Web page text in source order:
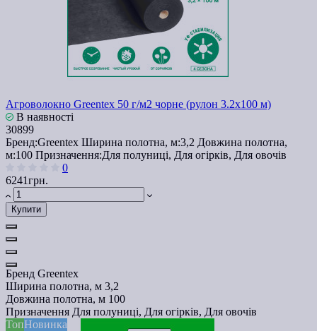
Агроволокно Greentex 50 г/м2 чорне (рулон 3.2x100 м)
В наявності
30899
Бренд:Greentex Ширина полотна, м:3,2 Довжина полотна,
м:100 Призначення:Для полуниці, Для огірків, Для овочів
0
6241грн.
Купити
Бренд Greentex
Ширина полотна, м 3,2
Довжина полотна, м 100
Призначення Для полуниці, Для огірків, Для овочів
ТопНовинка